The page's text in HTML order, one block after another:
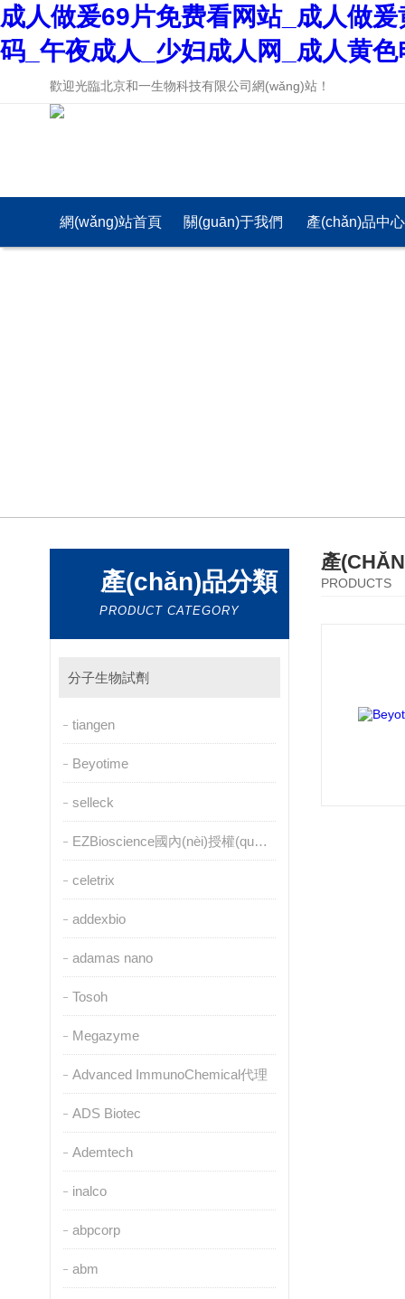
成人做爰69片免费看网站_成人做
码_午夜成人_少妇成人网_成人黄
歡迎光臨北京和一生物科技有限公司網(wǎng)站！
網(wǎng)站首頁 關(guān)于我們 產(chǎn)品中心
產(chǎn)品分類
PRODUCT CATEGORY
分子生物試劑
tiangen
Beyotime
selleck
EZBioscience國內(nèi)授權(quán)代理
celetrix
addexbio
adamas nano
Tosoh
Megazyme
Advanced ImmunoChemical代理
ADS Biotec
Ademtech
inalco
abpcorp
abm
產
PRODUCTS